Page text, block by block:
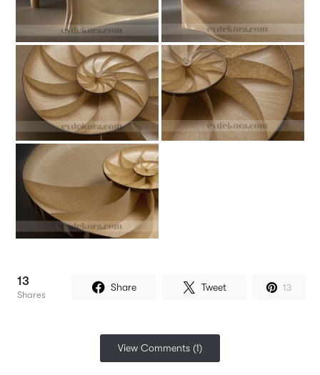
13
Shares
Share Tweet 13
View Comments (1)